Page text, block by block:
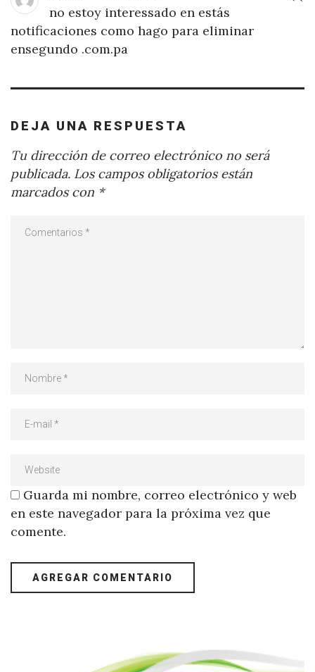
no estoy interessado en estás
notificaciones como hago para eliminar
ensegundo .com.pa
DEJA UNA RESPUESTA
Tu dirección de correo electrónico no será
publicada. Los campos obligatorios están
marcados con *
Guarda mi nombre, correo electrónico y web
en este navegador para la próxima vez que
comente.